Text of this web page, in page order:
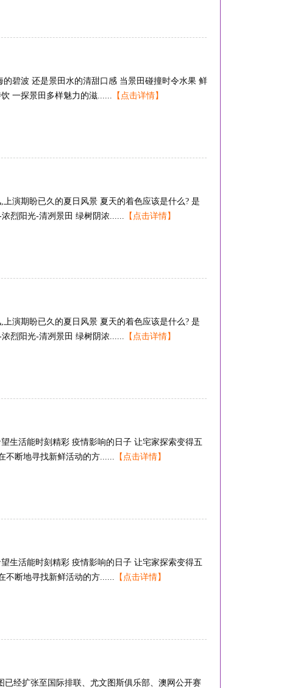
碧波 还是景田水的清甜口感 当景田碰撞时令水果 鲜
一探景田多样魅力的滋...... 【点击详情】
演期盼已久的夏日风景 夏天的着色应该是什么? 是
烈阳光-清冽景田 绿树阴浓...... 【点击详情】
演期盼已久的夏日风景 夏天的着色应该是什么? 是
烈阳光-清冽景田 绿树阴浓...... 【点击详情】
生活能时刻精彩 疫情影响的日子 让宅家探索变得五
不断地寻找新鲜活动的方...... 【点击详情】
生活能时刻精彩 疫情影响的日子 让宅家探索变得五
不断地寻找新鲜活动的方...... 【点击详情】
经扩张至国际排联、尤文图斯俱乐部、澳网公开赛